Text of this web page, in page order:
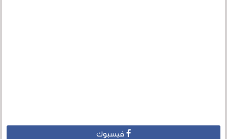
فيسبوك